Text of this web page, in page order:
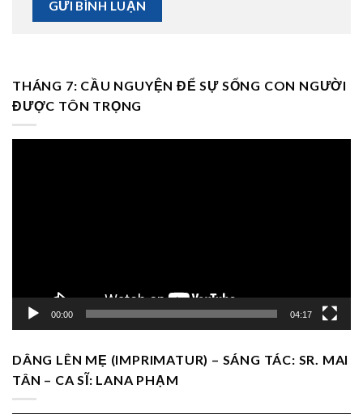
THÁNG 7: CẦU NGUYỆN ĐỂ SỰ SỐNG CON NGƯỜI
ĐƯỢC TÔN TRỌNG
00:00 04:17
DÂNG LÊN MẸ (IMPRIMATUR) – SÁNG TÁC: SR. MAI
TÂN – CA SĨ: LANA PHẠM